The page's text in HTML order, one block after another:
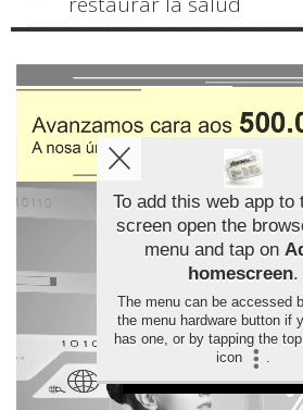
Aviso sobre el Uso de
Utilizamos cookies
funcionamiento del
lista de cookies y como
nuestra Política de
Aceptar Cookies
To add this web app to
screen open the
menu and tap on
homescreen.
The menu can be accessed
the menu hardware button if
has one, or by tapping the
icon
.